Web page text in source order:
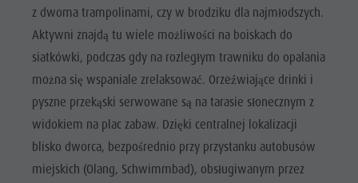
Lust auf
Abenteuer
z dwoma trampolinami, czy w brodziku dla najmłodszych.
Aktywni znajdą tu wiele możliwości na boiskach do
siatkówki, podczas gdy na rozległym trawniku do opalania
można się wspaniale zrelaksować. Orzeźwiające drinki i
pyszne przekąski serwowane są na tarasie słonecznym z
widokiem na plac zabaw. Dzięki centralnej lokalizacji
blisko dworca, bezpośrednio przy przystanku autobusów
miejskich (Olang, Schwimmbad), obsługiwanym przez